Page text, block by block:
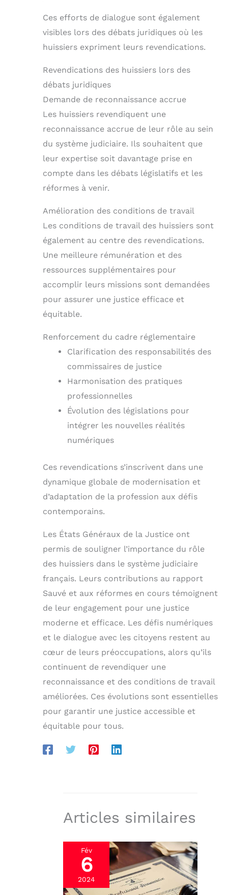
Ces efforts de dialogue sont également
visibles lors des débats juridiques où les
huissiers expriment leurs revendications.
Revendications des huissiers lors des
débats juridiques
Demande de reconnaissance accrue
Les huissiers revendiquent une
reconnaissance accrue de leur rôle au sein
du système judiciaire. Ils souhaitent que
leur expertise soit davantage prise en
compte dans les débats législatifs et les
réformes à venir.
Amélioration des conditions de travail
Les conditions de travail des huissiers sont
également au centre des revendications.
Une meilleure rémunération et des
ressources supplémentaires pour
accomplir leurs missions sont demandées
pour assurer une justice efficace et
équitable.
Renforcement du cadre réglementaire
Clarification des responsabilités des
commissaires de justice
Harmonisation des pratiques
professionnelles
Évolution des législations pour
intégrer les nouvelles réalités
numériques
Ces revendications s’inscrivent dans une
dynamique globale de modernisation et
d’adaptation de la profession aux défis
contemporains.
Les États Généraux de la Justice ont
permis de souligner l’importance du rôle
des huissiers dans le système judiciaire
français. Leurs contributions au rapport
Sauvé et aux réformes en cours témoignent
de leur engagement pour une justice
moderne et efficace. Les défis numériques
et le dialogue avec les citoyens restent au
cœur de leurs préoccupations, alors qu’ils
continuent de revendiquer une
reconnaissance et des conditions de travail
améliorées. Ces évolutions sont essentielles
pour garantir une justice accessible et
équitable pour tous.
Articles similaires
Fév
6
2024